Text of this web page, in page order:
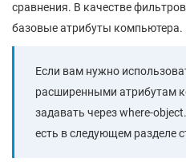
сравнения. В качестве
базовые атрибуты компьютера.
Если вам нужно
расширенными атрибутам
задавать через where-
есть в следующем разделе